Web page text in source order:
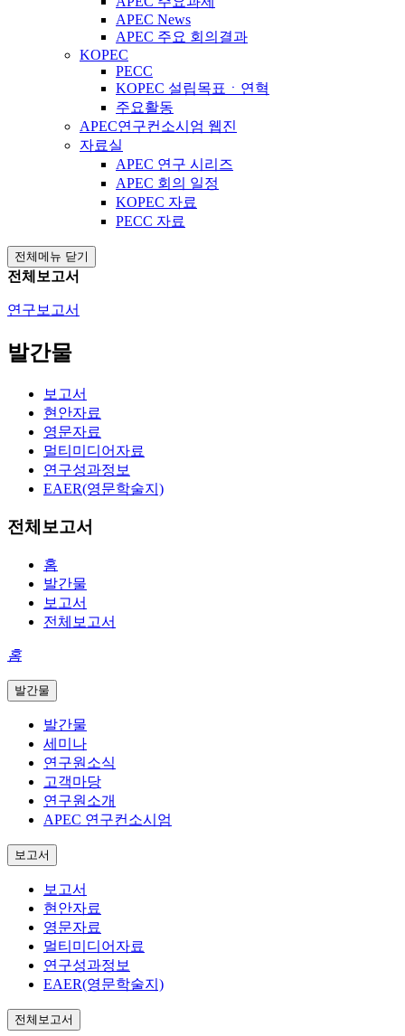
APEC News
APEC 주요 회의결과
KOPEC
PECC
KOPEC 설립목표ㆍ연혁
주요활동
APEC연구컨소시엄 웹진
자료실
APEC 연구 시리즈
APEC 회의 일정
KOPEC 자료
PECC 자료
전체메뉴 닫기
전체보고서
연구보고서
발간물
보고서
현안자료
영문자료
멀티미디어자료
연구성과정보
EAER(영문학술지)
전체보고서
홈
발간물
보고서
전체보고서
홈
발간물
발간물
세미나
연구원소식
고객마당
연구원소개
APEC 연구컨소시엄
보고서
보고서
현안자료
영문자료
멀티미디어자료
연구성과정보
EAER(영문학술지)
전체보고서